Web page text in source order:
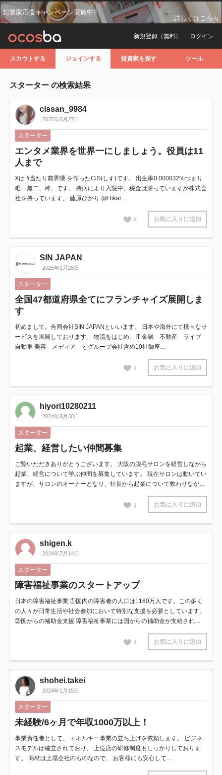
起業家応援キャンペーン実施中!!
詳しくはこちら
ログイン
新規登録（無料）
スカウトする ジョインする 投資家を探す ツール
スターター の検索結果
clssan_9984
2025年6月27日
スターター
エンタメ業界を世界一にしましょう。役員は11
人まで
Xは #当たり前界隈 を作ったCiS(しす)です。 出生率0.000032%つまり
唯一無二、神、です。 持病により入院中、税金は滞っていますが株式会
社を持っています、 藤原ひかり @Hikar…
0 お気に入りに追加
SIN JAPAN
2025年1月28日
スターター
全国47都道府県全てにフランチャイズ展開しま
す
初めまして。合同会社SIN JAPANといいます。 日本や海外にて様々なサ
ービスを展開しております。 物流をはじめ、IT 金融 不動産 ライブ
自動車 美容 メディア とグループ会社含め10社御座…
2 お気に入りに追加
hiyori10280211
2024年8月30日
スターター
起業、経営したい仲間募集
ご覧いただきありがとうございます。 大阪の脱毛サロンを経営しながら
起業、経営について学ぶ仲間を募集しています。 現在サロンは動いてい
ますが、サロンのオーナーとなり、社長から起業について教わりなが…
1 お気に入りに追加
shigen.k
2024年7月14日
スターター
障害福祉事業のスタートアップ
日本の障害福祉事業 ①国内の障害者の人口は1160万人です。この多く
の人々が日常生活や社会参加において特別な支援を必要としています。
②国からの補助金支援 障害福祉事業には国からの補助金が支給され…
4 お気に入りに追加
shohei.takei
2024年1月15日
スターター
未経験/6ヶ月で年収1000万以上！
事業責任者として、 エネルギー事業の立ち上げを依頼します。 ビジネ
スモデルは確立されており、 上位店の研修制度もしっかりしておりま
す。 商材は上場会社のものなので、 お客様にも安心して…